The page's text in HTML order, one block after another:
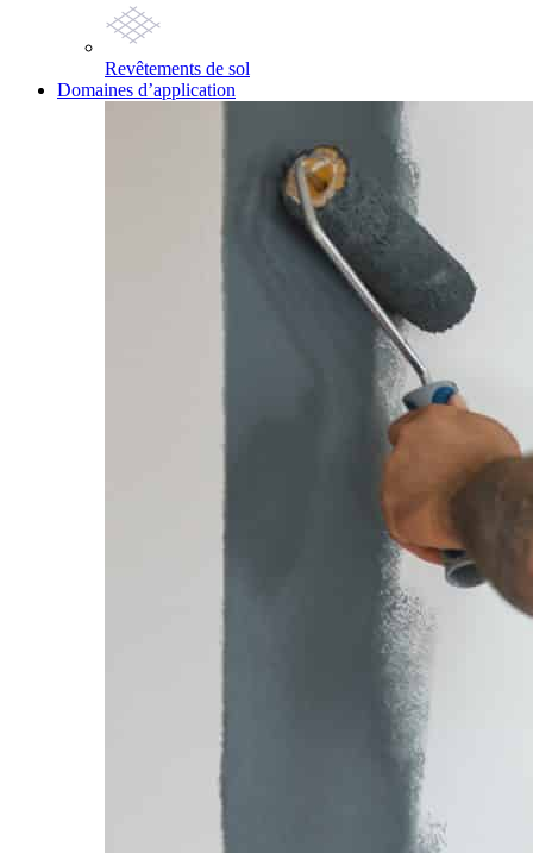
Revêtements de sol
Domaines d’application